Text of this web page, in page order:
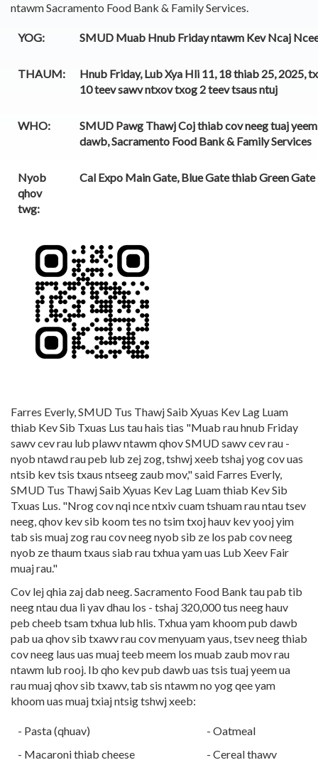
ntawm Sacramento Food Bank & Family Services.
YOG: SMUD Muab Hnub Friday ntawm Kev Ncaj
THAUM:
Hnub Friday, Lub Xya Hli 11, 18 thiab 25, 2025,
10 teev sawv ntxov txog 2 teev tsaus ntuj
WHO:
SMUD Pawg Thawj Coj thiab cov neeg tuaj
dawb, Sacramento Food Bank & Family Services
Nyob
qhov
twg:
Cal Expo Main Gate, Blue Gate thiab Green Gate
Farres Everly, SMUD Tus Thawj Saib Xyuas Kev Lag Luam
thiab Kev Sib Txuas Lus tau hais tias "Muab rau hnub Friday
sawv cev rau lub plawv ntawm qhov SMUD sawv cev rau -
nyob ntawd rau peb lub zej zog, tshwj xeeb tshaj yog cov uas
ntsib kev tsis txaus ntseeg zaub mov," said Farres Everly,
SMUD Tus Thawj Saib Xyuas Kev Lag Luam thiab Kev Sib
Txuas Lus. "Nrog cov nqi nce ntxiv cuam tshuam rau ntau tsev
neeg, qhov kev sib koom tes no tsim txoj hauv kev yooj yim
tab sis muaj zog rau cov neeg nyob sib ze los pab cov neeg
nyob ze thaum txaus siab rau txhua yam uas Lub Xeev Fair
muaj rau."
Cov lej qhia zaj dab neeg. Sacramento Food Bank tau pab tib
neeg ntau dua li yav dhau los - tshaj 320,000 tus neeg hauv
peb cheeb tsam txhua lub hlis. Txhua yam khoom pub dawb
pab ua qhov sib txawv rau cov menyuam yaus, tsev neeg thiab
cov neeg laus uas muaj teeb meem los muab zaub mov rau
ntawm lub rooj. Ib qho kev pub dawb uas tsis tuaj yeem ua
rau muaj qhov sib txawv, tab sis ntawm no yog qee yam
khoom uas muaj txiaj ntsig tshwj xeeb:
- Pasta (qhuav)
- Macaroni thiab cheese
- Oatmeal
- Cereal thawv